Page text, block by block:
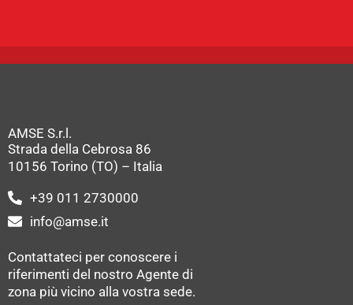
AMSE S.r.l.
Strada della Cebrosa 86
10156 Torino (TO) – Italia
+39 011 2730000
info@amse.it
Contattateci per conoscere i
riferimenti del nostro Agente di
zona più vicino alla vostra sede.